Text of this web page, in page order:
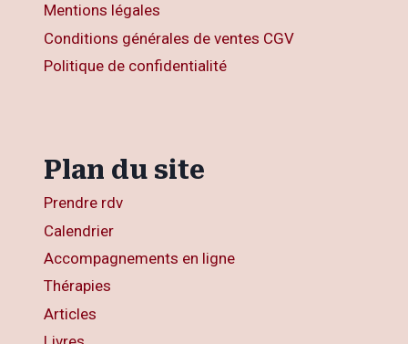
Mentions légales
Conditions générales de ventes CGV
Politique de confidentialité
Plan du site
Prendre rdv
Calendrier
Accompagnements en ligne
Thérapies
Articles